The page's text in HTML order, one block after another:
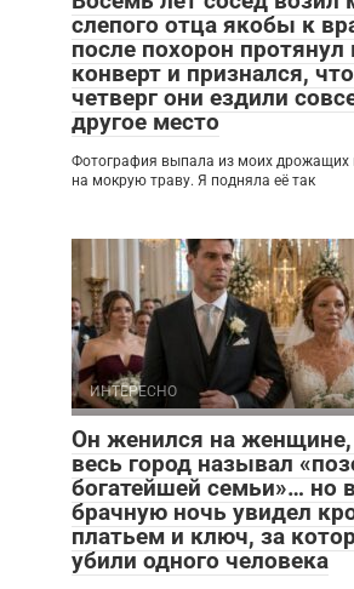
слепого отца якобы к
после похорон протянул
конверт и признался,
четверг они ездили
другое место
Фотография выпала из моих дрожащих
на мокрую траву. Я подняла её так
ИНТЕРЕСНО
Он женился на
весь город называл
богатейшей семьи»… но
брачную ночь увидел
платьем и ключ, за
убили одного человека